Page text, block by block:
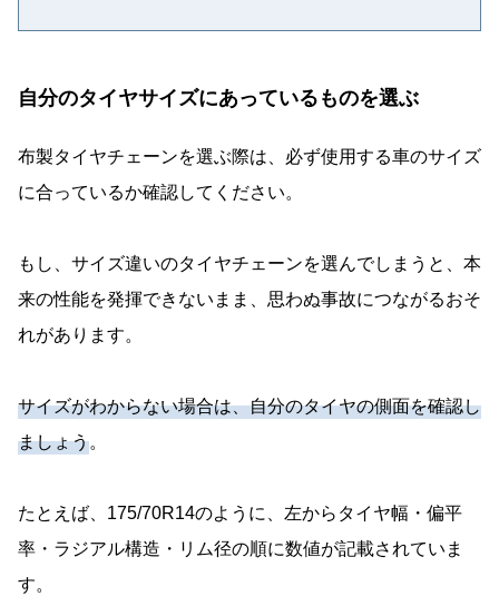
自分のタイヤサイズにあっているものを選ぶ
布製タイヤチェーンを選ぶ際は、必ず使用する車のサイズ
に合っているか確認してください。
もし、サイズ違いのタイヤチェーンを選んでしまうと、本
来の性能を発揮できないまま、思わぬ事故につながるおそ
れがあります。
サイズがわからない場合は、自分のタイヤの側面を確認し
ましょう。
たとえば、175/70R14のように、左からタイヤ幅・偏平
率・ラジアル構造・リム径の順に数値が記載されていま
す。